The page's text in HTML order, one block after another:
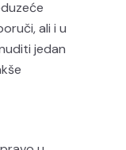
ali i u
jedan